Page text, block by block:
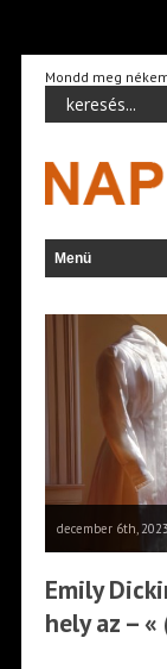
Mondd meg
december 6th,
Emily
hely az – «